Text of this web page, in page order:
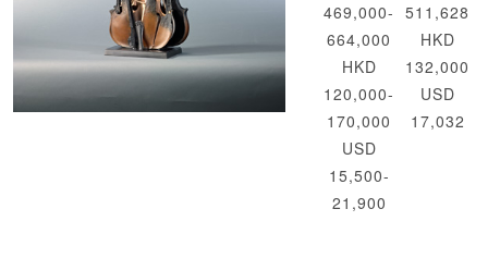
469,000-
664,000
HKD
120,000-
170,000
USD
15,500-
21,900
511,628
HKD
132,000
USD
17,032